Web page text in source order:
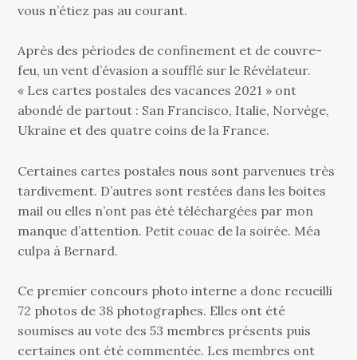
vous n’étiez pas au courant.
Après des périodes de confinement et de couvre-
feu, un vent d’évasion a soufflé sur le Révélateur.
« Les cartes postales des vacances 2021 » ont
abondé de partout : San Francisco, Italie, Norvège,
Ukraine et des quatre coins de la France.
Certaines cartes postales nous sont parvenues très
tardivement. D’autres sont restées dans les boites
mail ou elles n’ont pas été téléchargées par mon
manque d’attention. Petit couac de la soirée. Méa
culpa à Bernard.
Ce premier concours photo interne a donc recueilli
72 photos de 38 photographes. Elles ont été
soumises au vote des 53 membres présents puis
certaines ont été commentée. Les membres ont